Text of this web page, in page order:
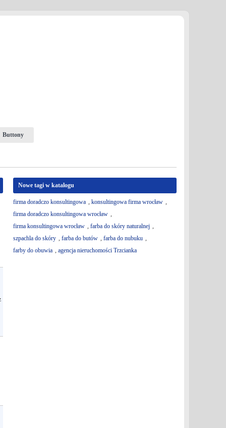
Buttony
Nowe tagi w katalogu
firma doradczo konsultingowa , konsultingowa firma wrocław ,
firma doradczo konsultingowa wrocław ,
firma konsultingowa wrocław , farba do skóry naturalnej ,
szpachla do skóry , farba do butów , farba do nubuku ,
farby do obuwia , agencja nieruchomości Trzcianka